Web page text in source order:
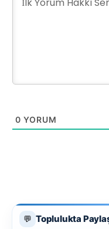
0 YORUM
💬 Toplulukta